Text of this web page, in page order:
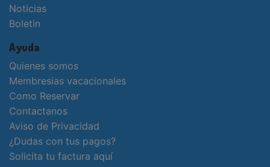
Noticias
Boletin
Ayuda
Quienes somos
Membresias vacacionales
Como Reservar
Contactanos
Aviso de Privacidad
¿Dudas con tus pagos?
Solicita tu factura aquí